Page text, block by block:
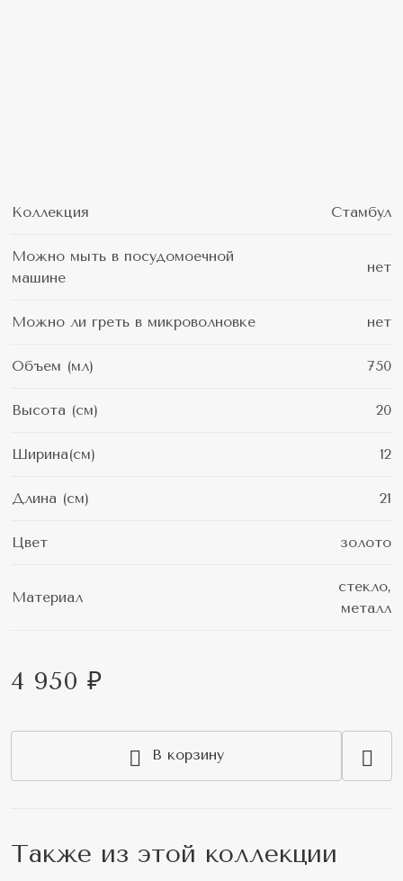
Коллекция Стамбул
Можно мыть в посудомоечной
машине
нет
Можно ли греть в микроволновке нет
Объем (мл) 750
Высота (см) 20
Ширина(см) 12
Длина (см) 21
Цвет золото
Материал
стекло,
металл
4 950 ₽
В корзину
Также из этой коллекции